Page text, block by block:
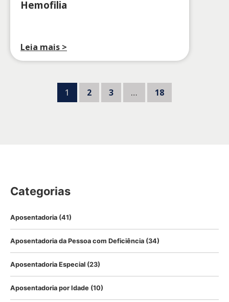
Hemofilia
Leia mais >
1 2 3 … 18
Categorias
Aposentadoria (41)
Aposentadoria da Pessoa com Deficiência (34)
Aposentadoria Especial (23)
Aposentadoria por Idade (10)